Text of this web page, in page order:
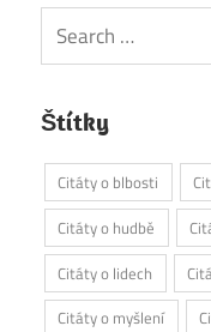
Štítky
Citáty o blbosti
Citáty o hudbě
Citáty o lidech
Citáty o myšlení